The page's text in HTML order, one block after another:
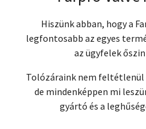
Hiszünk abban, hogy a
legfontosabb az egyes
az ügyfelek
Tolózáraink nem feltétlenül
de mindenképpen mi
gyártó és a